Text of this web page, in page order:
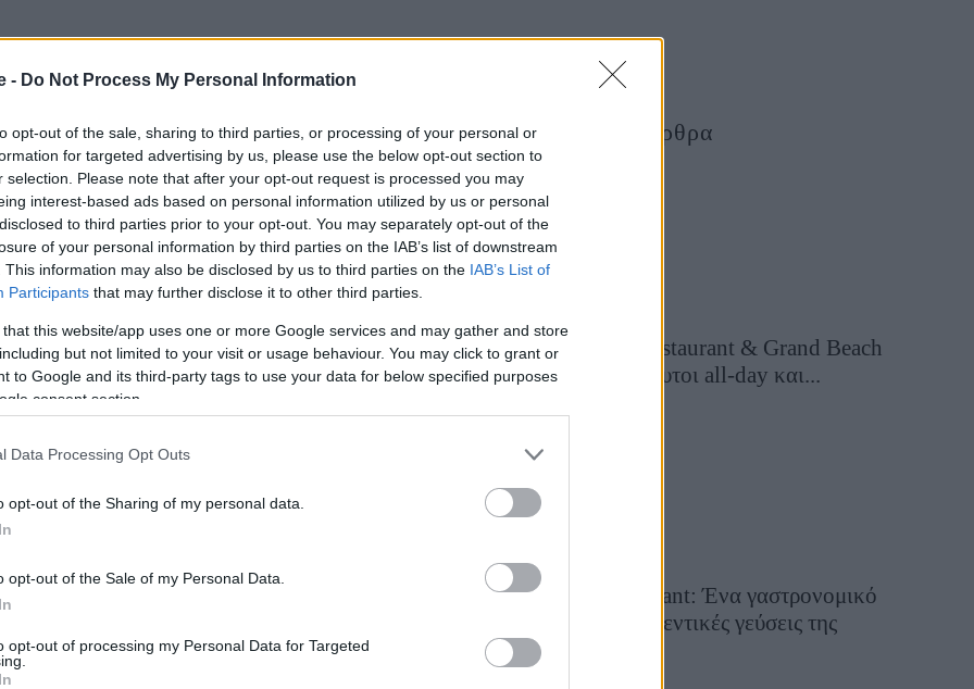
- Do Not Process My Personal Information
opt-out of the sale, sharing to third parties, or processing of your personal or
for targeted advertising by us, please use the below opt-out section to
selection. Please note that after your opt-out request is processed you may
interest-based ads based on personal information utilized by us or personal
to third parties prior to your opt-out. You may separately opt-out of the
of your personal information by third parties on the IAB’s list of downstream
This information may also be disclosed by us to third parties on the IAB’s List of
Participants that may further disclose it to other third parties.
that this website/app uses one or more Google services and may gather and store
but not limited to your visit or usage behaviour. You may click to grant or
to Google and its third-party tags to use your data for below specified purposes
consent section.
Data Processing Opt Outs
opt-out of the Sharing of my personal data.
opt-out of the Sale of my Personal Data.
opt-out of processing my Personal Data for Targeted
Highlands της Σκωτίας μέχρι τις ακτές της
Τελευταία Άρθρα
Grand Asia Restaurant & Grand Beach
Club: Οι απόλυτοι all-day και...
Tsapis Restaurant: Ένα γαστρονομικό
ταξίδι στις αυθεντικές γεύσεις της
Σίφνου!